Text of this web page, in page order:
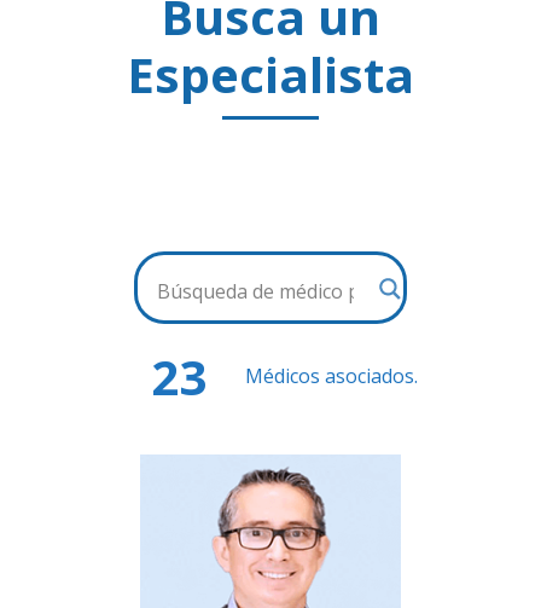
Busca un
Especialista
23 Médicos asociados.